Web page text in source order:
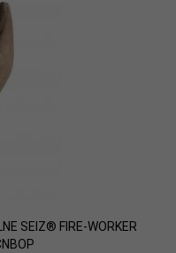
SEIZ® FIRE-WORKER